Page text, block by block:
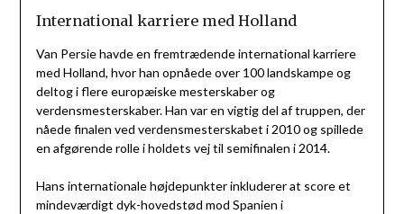
International karriere med Holland
Van Persie havde en fremtrædende international karriere
med Holland, hvor han opnåede over 100 landskampe og
deltog i flere europæiske mesterskaber og
verdensmesterskaber. Han var en vigtig del af truppen, der
nåede finalen ved verdensmesterskabet i 2010 og spillede
en afgørende rolle i holdets vej til semifinalen i 2014.
Hans internationale højdepunkter inkluderer at score et
mindeværdigt dyk-hovedstød mod Spanien i